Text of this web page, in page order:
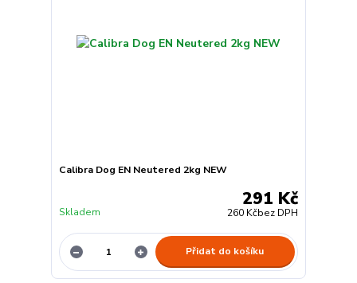
Calibra Dog EN Neutered 2kg NEW
291 Kč
260 Kčbez DPH
Skladem
Přidat do košíku